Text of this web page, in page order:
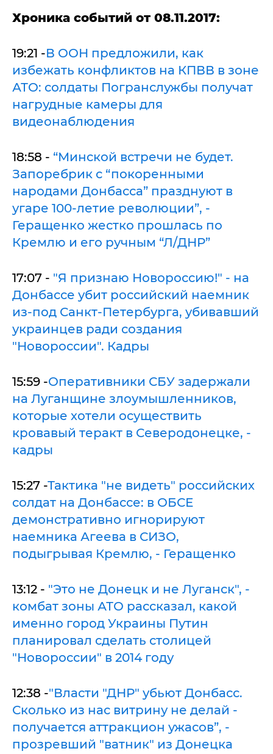
Хроника событий от 08.11.2017:
19:21 -В ООН предложили, как
избежать конфликтов на КПВВ в зоне
АТО: солдаты Погранслужбы получат
нагрудные камеры для
видеонаблюдения
18:58 - “Минской встречи не будет.
Запоребрик с “покоренными
народами Донбасса” празднуют в
угаре 100-летие революции”, -
Геращенко жестко прошлась по
Кремлю и его ручным “Л/ДНР”
17:07 - "Я признаю Новороссию!" - на
Донбассе убит российский наемник
из-под Санкт-Петербурга, убивавший
украинцев ради создания
"Новороссии". Кадры
15:59 -Оперативники СБУ задержали
на Луганщине злоумышленников,
которые хотели осуществить
кровавый теракт в Северодонецке, -
кадры
15:27 -Тактика "не видеть" российских
солдат на Донбассе: в ОБСЕ
демонстративно игнорируют
наемника Агеева в СИЗО,
подыгрывая Кремлю, - Геращенко
13:12 - "Это не Донецк и не Луганск", -
комбат зоны АТО рассказал, какой
именно город Украины Путин
планировал сделать столицей
"Новороссии" в 2014 году
12:38 -"Власти "ДНР" убьют Донбасс.
Сколько из нас витрину не делай -
получается аттракцион ужасов”, -
прозревший "ватник" из Донецка